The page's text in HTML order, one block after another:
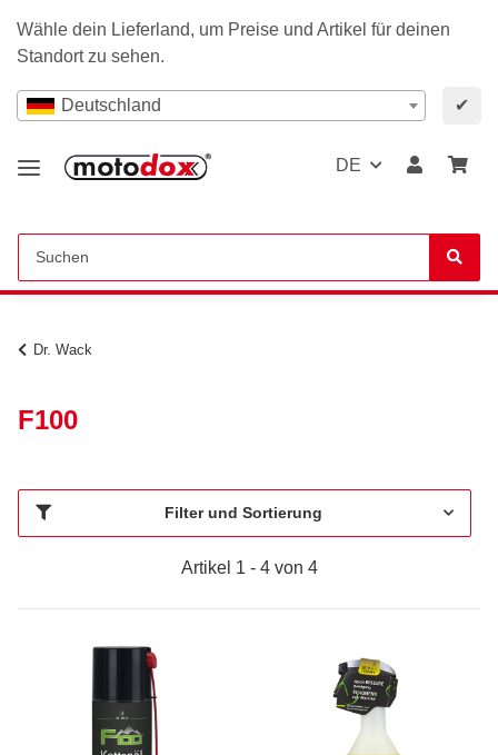
Wähle dein Lieferland, um Preise und Artikel für deinen
Standort zu sehen.
Deutschland ✔
DE
Dr. Wack
F100
Filter und Sortierung
Artikel 1 - 4 von 4